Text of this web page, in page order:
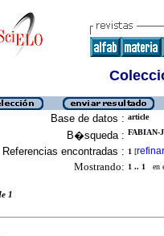
Base de datos : article
B�squeda : FABIAN-
Referencias encontradas : 1 [refinar
Mostrando: 1 .. 1 en
1